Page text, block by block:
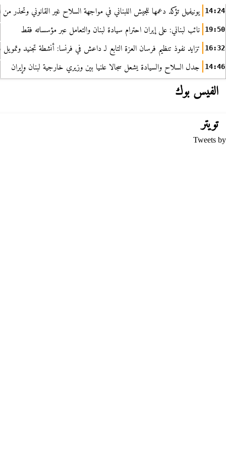
14:24 يونيفيل تؤكد دعمها للجيش اللبناني في مواجهة السلاح غير القانوني وتحذر من
19:50 نائب لبناني: على إيران احترام سيادة لبنان والتعامل عبر مؤسساته فقط
16:32 تزايد نفوذ تنظيم فرسان العزة التابع لـ داعش في فرنسا: أنشطة تجنيد
14:46 جدل السلاح والسيادة يشعل سجالا علنيا بين وزيري خارجية لبنان وإيران
الفيس بوك
تويتر
Tweets by